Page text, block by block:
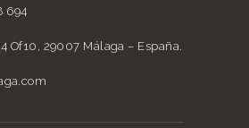
694
Of10, 29007 Málaga – España.